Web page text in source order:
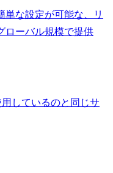
単な設定が可能な、リ
ローバル規模で提供
しているのと同じサ